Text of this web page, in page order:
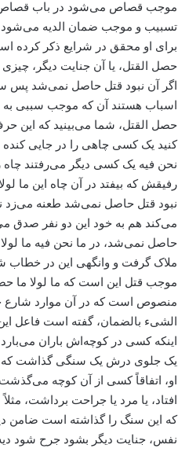
موجب قصاص می‌شود در باب قصاص
تسبیب و موجب ضمان الدیه می‌شود
برای او محقق در شرایع ذکر کرده
حصل القتل، یا آن جنایت دیگر،
اگر آن نبود قتل حاصل نمی‌شد پس
اسباب هستند آن که موجب سببی به
حصل القتل، شما می‌بینید که این
کنید یک کسی چاهی را در جایی
نحن فیه یک کسی دیگر می‌رفتند چاه
رفیقش که بیفتد در آن چاه این ما
نبود قتل حاصل نمی‌شد طعنه می‌زد
می‌کند هم به خود این دو نفر صدق
حاصل نمی‌شد، در ما نحن فیه ما
ملاک گرفت و وانگهی این در خطاب
موجب قتل این است که ما لولا ما
منصوص است که در آن موارد شارع
الشیء بالضمان، گفته است فاعل
اینکه کسی در کوچه‌اش باران
یک جلوی درش یک سنگی گذاشت که
او، اتفاقاً کسی از آن کوچه
افتاد، یا مرد یا جراحت برداشت،
که این سنگ را گذاشته است ضامن
نفس، جنایت دیگر بشود جرح شود